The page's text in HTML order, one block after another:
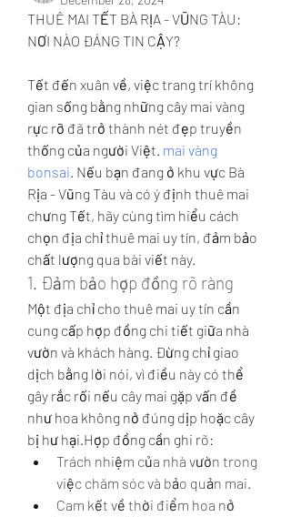
THUÊ MAI TẾT BÀ RỊA - VŨNG TÀU:
NƠI NÀO ĐÁNG TIN CẬY?
Tết đến xuân về, việc trang trí không
gian sống bằng những cây mai vàng
rực rỡ đã trở thành nét đẹp truyền
thống của người Việt. mai vàng
bonsai. Nếu bạn đang ở khu vực Bà
Rịa - Vũng Tàu và có ý định thuê mai
chưng Tết, hãy cùng tìm hiểu cách
chọn địa chỉ thuê mai uy tín, đảm bảo
chất lượng qua bài viết này.
1. Đảm bảo hợp đồng rõ ràng
Một địa chỉ cho thuê mai uy tín cần
cung cấp hợp đồng chi tiết giữa nhà
vườn và khách hàng. Đừng chỉ giao
dịch bằng lời nói, vì điều này có thể
gây rắc rối nếu cây mai gặp vấn đề
như hoa không nở đúng dịp hoặc cây
bị hư hại.Hợp đồng cần ghi rõ:
Trách nhiệm của nhà vườn trong
việc chăm sóc và bảo quản mai.
Cam kết về thời điểm hoa nở